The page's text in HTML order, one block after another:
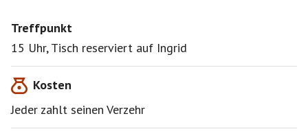
Treffpunkt
15 Uhr, Tisch reserviert auf Ingrid
Kosten
Jeder zahlt seinen Verzehr